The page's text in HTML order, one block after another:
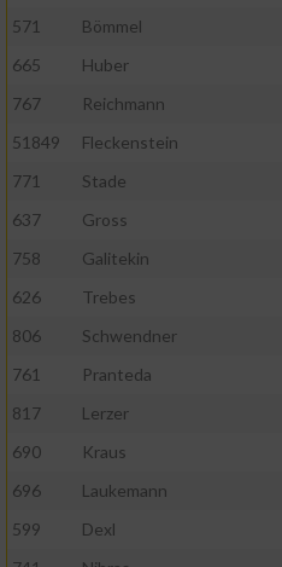
571
Bömmel
665
Huber
767
Reichmann
51849
Fleckenstein
771
Stade
637
Gross
758
Galitekin
626
Trebes
806
Schwendner
761
Pranteda
817
Lerzer
690
Kraus
696
Laukemann
599
Dexl